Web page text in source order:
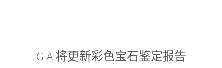
GIA 将更新彩色宝石鉴定报告